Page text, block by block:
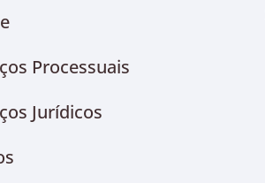
Processuais
Jurídicos